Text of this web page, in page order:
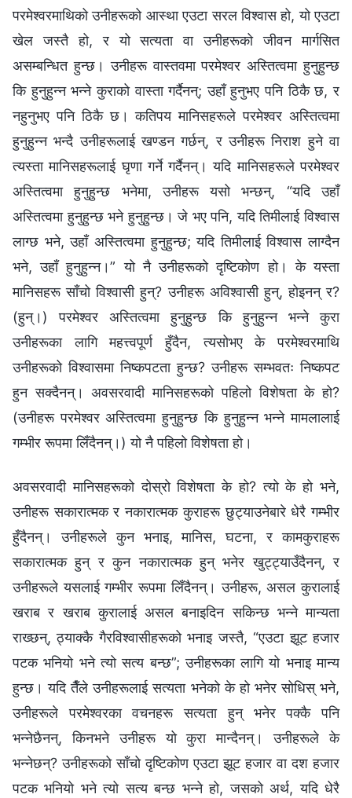
परमेश्‍वरमाथिको उनीहरूको आस्था एउटा सरल विश्‍वास हो, यो एउटा
खेल जस्तै हो, र यो सत्यता वा उनीहरूको जीवन मार्गसित
असम्बन्धित हुन्छ। उनीहरू वास्तवमा परमेश्‍वर अस्तित्वमा हुनुहुन्छ
कि हुनुहुन्न भन्ने कुराको वास्ता गर्दैनन्; उहाँ हुनुभए पनि ठिकै छ, र
नहुनुभए पनि ठिकै छ। कतिपय मानिसहरूले परमेश्‍वर अस्तित्वमा
हुनुहुन्न भन्दै उनीहरूलाई खण्डन गर्छन्, र उनीहरू निराश हुने वा
त्यस्ता मानिसहरूलाई घृणा गर्ने गर्दैनन्। यदि मानिसहरूले परमेश्‍वर
अस्तित्वमा हुनुहुन्छ भनेमा, उनीहरू यसो भन्छन्, “यदि उहाँ
अस्तित्वमा हुनुहुन्छ भने हुनुहुन्छ। जे भए पनि, यदि तिमीलाई विश्‍वास
लाग्छ भने, उहाँ अस्तित्वमा हुनुहुन्छ; यदि तिमीलाई विश्‍वास लाग्दैन
भने, उहाँ हुनुहुन्न।” यो नै उनीहरूको दृष्टिकोण हो। के यस्ता
मानिसहरू साँचो विश्‍वासी हुन्? उनीहरू अविश्‍वासी हुन्, होइनन् र?
(हुन्।) परमेश्‍वर अस्तित्वमा हुनुहुन्छ कि हुनुहुन्न भन्ने कुरा
उनीहरूका लागि महत्त्वपूर्ण हुँदैन, त्यसोभए के परमेश्‍वरमाथि
उनीहरूको विश्‍वासमा निष्कपटता हुन्छ? उनीहरू सम्भवतः निष्कपट
हुन सक्दैनन्। अवसरवादी मानिसहरूको पहिलो विशेषता के हो?
(उनीहरू परमेश्‍वर अस्तित्वमा हुनुहुन्छ कि हुनुहुन्न भन्ने मामलालाई
गम्भीर रूपमा लिँदैनन्।) यो नै पहिलो विशेषता हो।
अवसरवादी मानिसहरूको दोस्रो विशेषता के हो? त्यो के हो भने,
उनीहरू सकारात्मक र नकारात्मक कुराहरू छुट्याउनेबारे धेरै गम्भीर
हुँदैनन्। उनीहरूले कुन भनाइ, मानिस, घटना, र कामकुराहरू
सकारात्मक हुन् र कुन नकारात्मक हुन् भनेर खुट्ट्याउँदैनन्, र
उनीहरूले यसलाई गम्भीर रूपमा लिँदैनन्। उनीहरू, असल कुरालाई
खराब र खराब कुरालाई असल बनाइदिन सकिन्छ भन्ने मान्यता
राख्छन्, ठ्याक्कै गैरविश्‍वासीहरूको भनाइ जस्तै, “एउटा झूट हजार
पटक भनियो भने त्यो सत्य बन्छ”; उनीहरूका लागि यो भनाइ मान्य
हुन्छ। यदि तैँले उनीहरूलाई सत्यता भनेको के हो भनेर सोधिस् भने,
उनीहरूले परमेश्‍वरका वचनहरू सत्यता हुन् भनेर पक्कै पनि
भन्नेछैनन्, किनभने उनीहरू यो कुरा मान्दैनन्। उनीहरूले के
भन्नेछन्? उनीहरूको साँचो दृष्टिकोण एउटा झूट हजार वा दश हजार
पटक भनियो भने त्यो सत्य बन्छ भन्ने हो, जसको अर्थ, यदि धेरै